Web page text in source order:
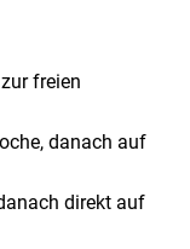
freien
danach auf
direkt auf